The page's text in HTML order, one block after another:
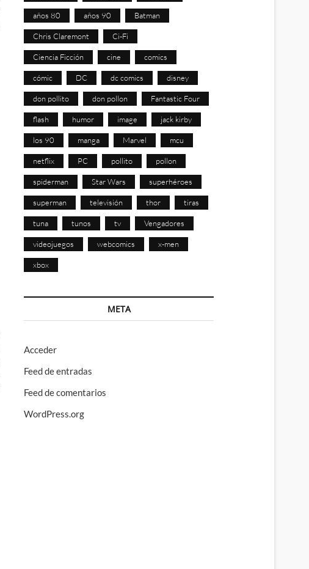
años 80 años 90 Batman
Chris Claremont Ci-Fi
Ciencia Ficción cine comics
cómic DC dc comics disney
don pollito don pollon Fantastic Four
flash humor image jack kirby
los 90 manga Marvel mcu
netflix PC pollito pollon
spiderman Star Wars superhéroes
superman televisión thor tiras
tuna tunos tv Vengadores
videojuegos webcomics x-men
xbox
META
Acceder
Feed de entradas
Feed de comentarios
WordPress.org